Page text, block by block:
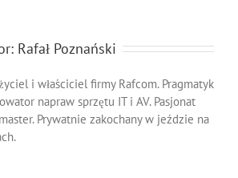
Rafał Poznański
i właściciel firmy Rafcom. Pragmatyk
napraw sprzętu IT i AV. Pasjonat
Prywatnie zakochany w jeździe na